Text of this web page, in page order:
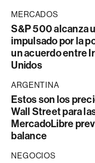
MERCADOS
S&P 500 alcanza
impulsado por la
un acuerdo entre
Unidos
ARGENTINA
Estos son los
Wall Street para
MercadoLibre
balance
NEGOCIOS